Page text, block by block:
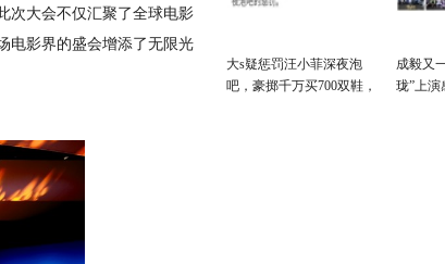
次大会不仅汇聚了全球电影
电影界的盛会增添了无限光
大s疑惩罚汪小菲深夜泡
吧，豪掷千万买700双鞋，
成毅又
珑”上